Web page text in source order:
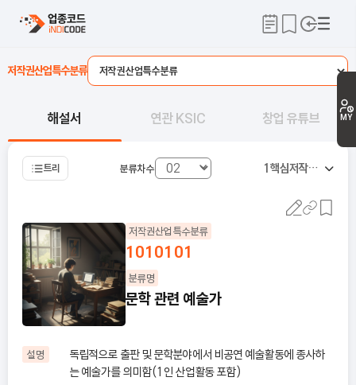
MY
저작권산업특수분류
해설서 연관 KSIC 창업 유튜브
트리 분류차수 1 핵심저작권산업
저작권산업특수분류
1010101
분류명
문학 관련 예술가
설명
독립적으로 출판 및 문학분야에서 비공연 예술활동에 종사하
는 예술가를 의미함(1인 산업활동 포함)